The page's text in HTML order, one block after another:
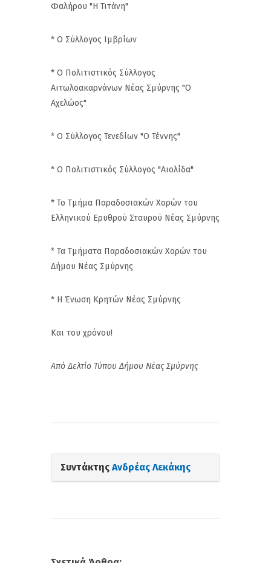
Φαλήρου "Η Τιτάνη"
* Ο Σύλλογος Ιμβρίων
* Ο Πολιτιστικός Σύλλογος
Αιτωλοακαρνάνων Νέας Σμύρνης "Ο
Αχελώος"
* Ο Σύλλογος Τενεδίων "Ο Τέννης"
* Ο Πολιτιστικός Σύλλογος "Αιολίδα"
* Το Τμήμα Παραδοσιακών Χορών του
Ελληνικού Ερυθρού Σταυρού Νέας Σμύρνης
* Τα Τμήματα Παραδοσιακών Χορών του
Δήμου Νέας Σμύρνης
* Η Ένωση Κρητών Νέας Σμύρνης
Και του χρόνου!
Από Δελτίο Τύπου Δήμου Νέας Σμύρνης
Συντάκτης Ανδρέας Λεκάκης